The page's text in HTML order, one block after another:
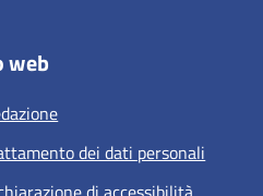
web
dei dati personali